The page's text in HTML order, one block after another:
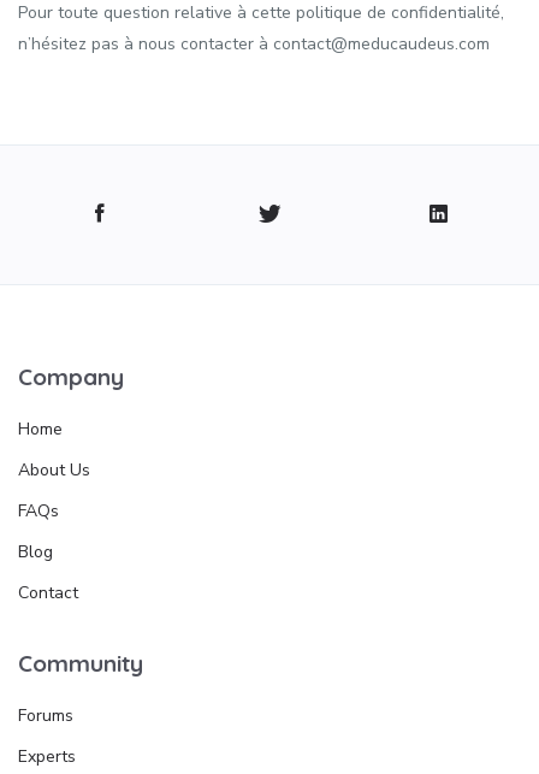
Pour toute question relative à cette politique de confidentialité,
n’hésitez pas à nous contacter à contact@meducaudeus.com
Company
Home
About Us
FAQs
Blog
Contact
Community
Forums
Experts